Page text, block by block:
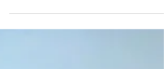
preferido de los valencianos. No hay visitante